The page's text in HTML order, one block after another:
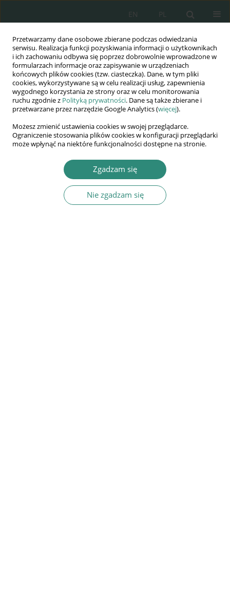
Przetwarzamy dane osobowe zbierane podczas odwiedzania
serwisu. Realizacja funkcji pozyskiwania informacji o użytkownikach
i ich zachowaniu odbywa się poprzez dobrowolnie wprowadzone w
formularzach informacje oraz zapisywanie w urządzeniach
końcowych plików cookies (tzw. ciasteczka). Dane, w tym pliki
cookies, wykorzystywane są w celu realizacji usług, zapewnienia
wygodnego korzystania ze strony oraz w celu monitorowania
ruchu zgodnie z Polityką prywatności. Dane są także zbierane i
przetwarzane przez narzędzie Google Analytics (więcej).
Możesz zmienić ustawienia cookies w swojej przeglądarce.
Ograniczenie stosowania plików cookies w konfiguracji przeglądarki
może wpłynąć na niektóre funkcjonalności dostępne na stronie.
Zgadzam się
Nie zgadzam się
PL
EN
Wydawnictwo
AWSGE
Akademia Nauk Stosowanych
WSGE
im. Alcide De Gasperi
Ufuk Yolcu
Public expenditure forecasting with fuzzy time